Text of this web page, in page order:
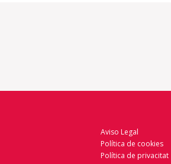
Aviso Legal
Política de cookies
Política de privacitat